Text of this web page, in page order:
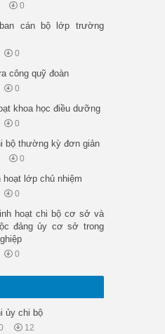
0
cán bộ lớp trường
0
công quỹ đoàn
0
khoa học điều dưỡng
0
bộ thường kỳ đơn giản
0
hoạt lớp chủ nhiệm
0
hoạt chi bộ cơ sở và
đảng ủy cơ sở trong
0
ủy chi bộ
12